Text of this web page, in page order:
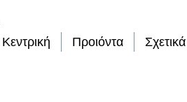
Κεντρική Προιόντα Σχετικά